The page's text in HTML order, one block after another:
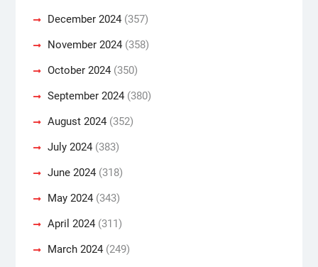
December 2024(357)
November 2024(358)
October 2024(350)
September 2024(380)
August 2024(352)
July 2024(383)
June 2024(318)
May 2024(343)
April 2024(311)
March 2024(249)